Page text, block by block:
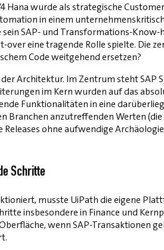
Hana wurde als strategische
in einem
SAP- und Transformations-
over eine tragende Rolle spielte. Die
Code weitgehend ersetzen?
Architektur. Im Zentrum steht
im Kern wurden auf das
Funktionalitäten in eine
Branchen anzutreffenden Werten
ohne aufwendige
Schritte
musste UiPath die eigene
insbesondere in Finance und
wenn SAP-Transaktionen